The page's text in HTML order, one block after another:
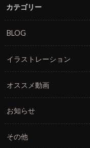
カテゴリー
BLOG
イラストレーション
オススメ動画
お知らせ
その他